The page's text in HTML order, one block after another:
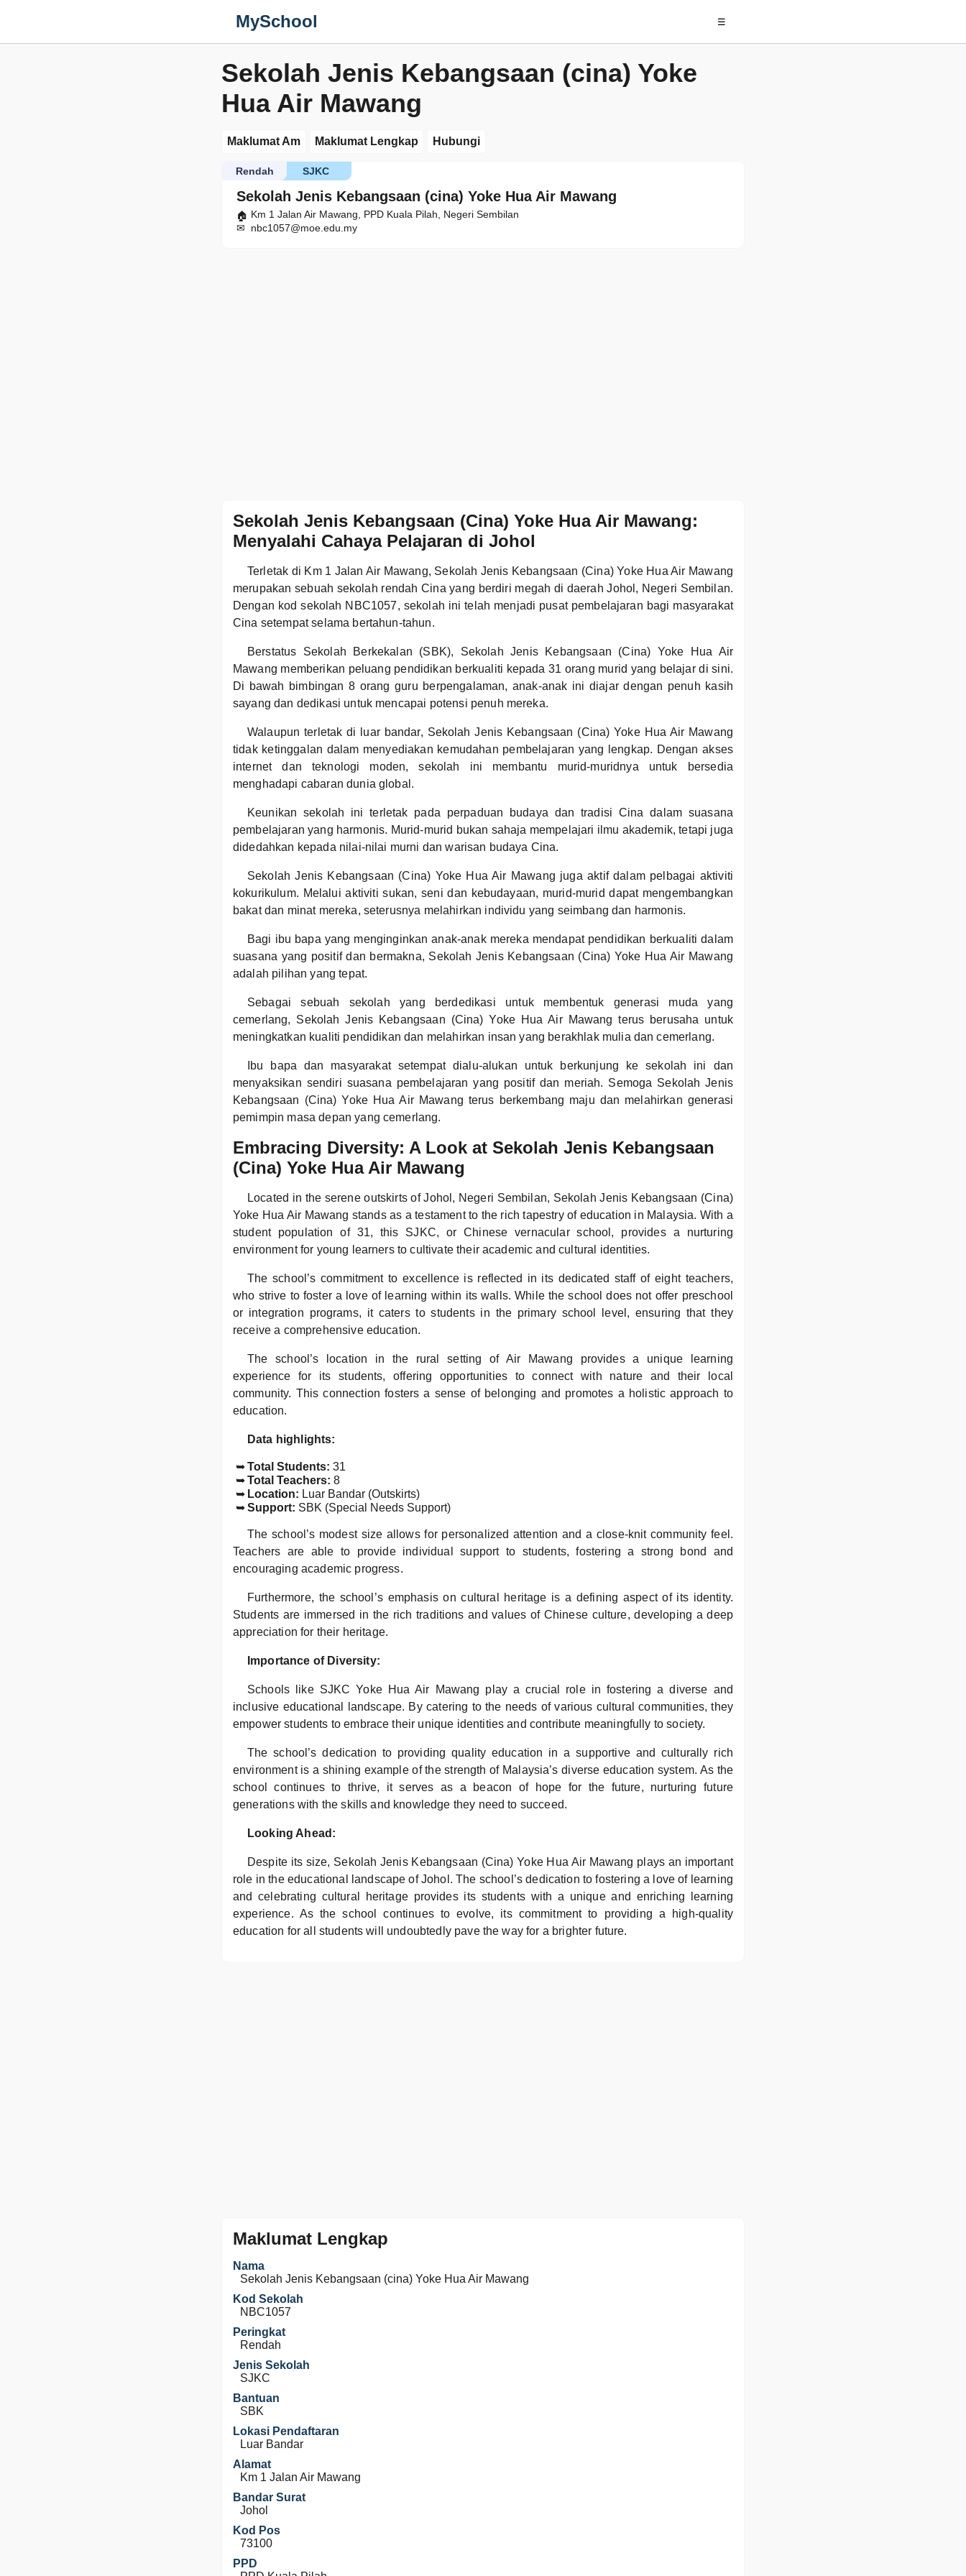
MySchool ☰
Sekolah Jenis Kebangsaan (cina) Yoke
Hua Air Mawang
Maklumat Am Maklumat Lengkap Hubungi
Sekolah Jenis Kebangsaan (cina) Yoke Hua Air Mawang
SJKC
Rendah
Km 1 Jalan Air Mawang, PPD Kuala Pilah, Negeri Sembilan
nbc1057@moe.edu.my
Sekolah Jenis Kebangsaan (Cina) Yoke Hua Air Mawang:
Menyalahi Cahaya Pelajaran di Johol
Terletak di Km 1 Jalan Air Mawang, Sekolah Jenis Kebangsaan (Cina) Yoke Hua Air Mawang
merupakan sebuah sekolah rendah Cina yang berdiri megah di daerah Johol, Negeri Sembilan.
Dengan kod sekolah NBC1057, sekolah ini telah menjadi pusat pembelajaran bagi masyarakat
Cina setempat selama bertahun-tahun.
Berstatus Sekolah Berkekalan (SBK), Sekolah Jenis Kebangsaan (Cina) Yoke Hua Air
Mawang memberikan peluang pendidikan berkualiti kepada 31 orang murid yang belajar di sini.
Di bawah bimbingan 8 orang guru berpengalaman, anak-anak ini diajar dengan penuh kasih
sayang dan dedikasi untuk mencapai potensi penuh mereka.
Walaupun terletak di luar bandar, Sekolah Jenis Kebangsaan (Cina) Yoke Hua Air Mawang
tidak ketinggalan dalam menyediakan kemudahan pembelajaran yang lengkap. Dengan akses
internet dan teknologi moden, sekolah ini membantu murid-muridnya untuk bersedia
menghadapi cabaran dunia global.
Keunikan sekolah ini terletak pada perpaduan budaya dan tradisi Cina dalam suasana
pembelajaran yang harmonis. Murid-murid bukan sahaja mempelajari ilmu akademik, tetapi juga
didedahkan kepada nilai-nilai murni dan warisan budaya Cina.
Sekolah Jenis Kebangsaan (Cina) Yoke Hua Air Mawang juga aktif dalam pelbagai aktiviti
kokurikulum. Melalui aktiviti sukan, seni dan kebudayaan, murid-murid dapat mengembangkan
bakat dan minat mereka, seterusnya melahirkan individu yang seimbang dan harmonis.
Bagi ibu bapa yang menginginkan anak-anak mereka mendapat pendidikan berkualiti dalam
suasana yang positif dan bermakna, Sekolah Jenis Kebangsaan (Cina) Yoke Hua Air Mawang
adalah pilihan yang tepat.
Sebagai sebuah sekolah yang berdedikasi untuk membentuk generasi muda yang
cemerlang, Sekolah Jenis Kebangsaan (Cina) Yoke Hua Air Mawang terus berusaha untuk
meningkatkan kualiti pendidikan dan melahirkan insan yang berakhlak mulia dan cemerlang.
Ibu bapa dan masyarakat setempat dialu-alukan untuk berkunjung ke sekolah ini dan
menyaksikan sendiri suasana pembelajaran yang positif dan meriah. Semoga Sekolah Jenis
Kebangsaan (Cina) Yoke Hua Air Mawang terus berkembang maju dan melahirkan generasi
pemimpin masa depan yang cemerlang.
Embracing Diversity: A Look at Sekolah Jenis Kebangsaan
(Cina) Yoke Hua Air Mawang
Located in the serene outskirts of Johol, Negeri Sembilan, Sekolah Jenis Kebangsaan (Cina)
Yoke Hua Air Mawang stands as a testament to the rich tapestry of education in Malaysia. With a
student population of 31, this SJKC, or Chinese vernacular school, provides a nurturing
environment for young learners to cultivate their academic and cultural identities.
The school’s commitment to excellence is reflected in its dedicated staff of eight teachers,
who strive to foster a love of learning within its walls. While the school does not offer preschool
or integration programs, it caters to students in the primary school level, ensuring that they
receive a comprehensive education.
The school’s location in the rural setting of Air Mawang provides a unique learning
experience for its students, offering opportunities to connect with nature and their local
community. This connection fosters a sense of belonging and promotes a holistic approach to
education.
Data highlights:
Total Students: 31
Total Teachers: 8
Location: Luar Bandar (Outskirts)
Support: SBK (Special Needs Support)
The school’s modest size allows for personalized attention and a close-knit community feel.
Teachers are able to provide individual support to students, fostering a strong bond and
encouraging academic progress.
Furthermore, the school’s emphasis on cultural heritage is a defining aspect of its identity.
Students are immersed in the rich traditions and values of Chinese culture, developing a deep
appreciation for their heritage.
Importance of Diversity:
Schools like SJKC Yoke Hua Air Mawang play a crucial role in fostering a diverse and
inclusive educational landscape. By catering to the needs of various cultural communities, they
empower students to embrace their unique identities and contribute meaningfully to society.
The school’s dedication to providing quality education in a supportive and culturally rich
environment is a shining example of the strength of Malaysia’s diverse education system. As the
school continues to thrive, it serves as a beacon of hope for the future, nurturing future
generations with the skills and knowledge they need to succeed.
Looking Ahead:
Despite its size, Sekolah Jenis Kebangsaan (Cina) Yoke Hua Air Mawang plays an important
role in the educational landscape of Johol. The school’s dedication to fostering a love of learning
and celebrating cultural heritage provides its students with a unique and enriching learning
experience. As the school continues to evolve, its commitment to providing a high-quality
education for all students will undoubtedly pave the way for a brighter future.
Maklumat Lengkap
Nama
Sekolah Jenis Kebangsaan (cina) Yoke Hua Air Mawang
Kod Sekolah
NBC1057
Peringkat
Rendah
Jenis Sekolah
SJKC
Bantuan
SBK
Lokasi Pendaftaran
Luar Bandar
Alamat
Km 1 Jalan Air Mawang
Bandar Surat
Johol
Kod Pos
73100
PPD